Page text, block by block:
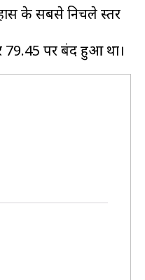
के सबसे निचले स्तर